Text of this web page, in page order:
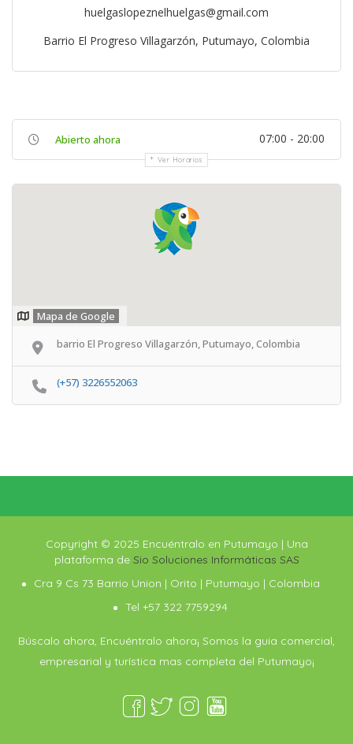
huelgaslopeznelhuelgas@gmail.com
Barrio El Progreso Villagarzón, Putumayo, Colombia
Abierto ahora 07:00 - 20:00
Ver Horarios
Mapa de Google
barrio El Progreso Villagarzón, Putumayo, Colombia
(+57) 3226552063
Copyright © 2025 Encuéntralo en Putumayo | Una
plataforma de Sio Soluciones Informáticas SAS
Cra 9 Cs 73 Barrio Union | Orito | Putumayo | Colombia
Tel +57 322 7759294
Búscalo ahora, Encuéntralo ahora¡ Somos la guia comercial,
empresarial y turística mas completa del Putumayo¡